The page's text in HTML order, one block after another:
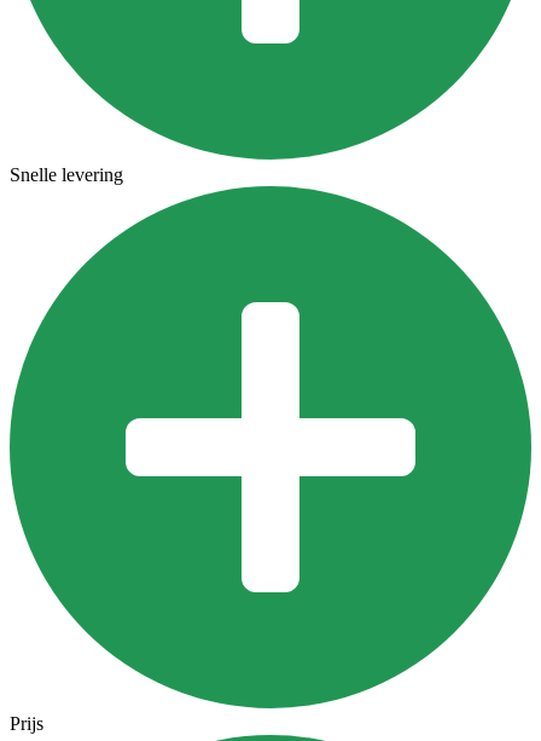
Snelle levering
Prijs